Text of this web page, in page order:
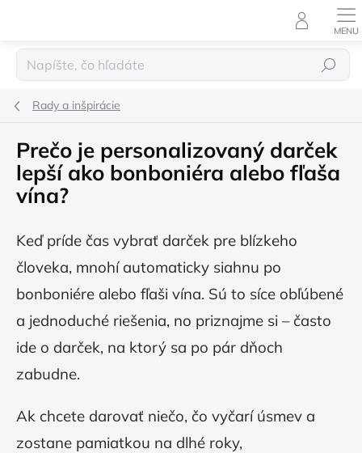
Hľadať
Rady a inšpirácie
Prečo je personalizovaný darček
lepší ako bonboniéra alebo fľaša
vína?
Keď príde čas vybrať darček pre blízkeho
človeka, mnohí automaticky siahnu po
bonboniére alebo fľaši vína. Sú to síce obľúbené
a jednoduché riešenia, no priznajme si – často
ide o darček, na ktorý sa po pár dňoch
zabudne.
Ak chcete darovať niečo, čo vyčarí úsmev a
zostane pamiatkou na dlhé roky,